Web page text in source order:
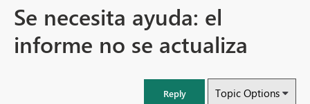
Se necesita ayuda: el
informe no se actualiza
Reply Topic Options